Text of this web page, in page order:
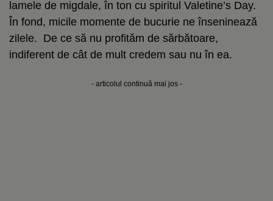
lamele de migdale, în ton cu spiritul Valetine’s Day.
În fond, micile momente de bucurie ne înseninează
zilele. De ce să nu profităm de sărbătoare,
indiferent de cât de mult credem sau nu în ea.
- articolul continuă mai jos -